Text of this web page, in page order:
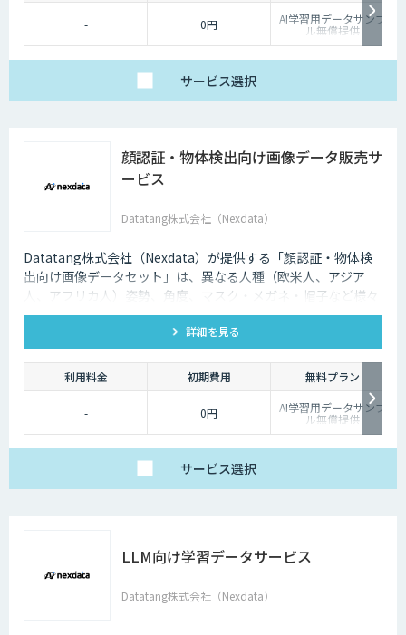
- 0円 AI学習用データサンプ
ル無償提供
サービス選択
顔認証・物体検出向け画像データ販売サ
ービス
Datatang株式会社（Nexdata）
Datatang株式会社（Nexdata）が提供する「顔認証・物体検
出向け画像データセット」は、異なる人種（欧米人、アジア
人、アフリカ人）姿勢、角度、マスク・メガネ・帽子など様々
な状況をカバー、総計500万枚を超えています。
詳細を見る
利用料金 初期費用 無料プラン
- 0円 AI学習用データサンプ
ル無償提供
サービス選択
LLM向け学習データサービス
Datatang株式会社（Nexdata）